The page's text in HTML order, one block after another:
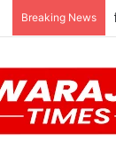
Breaking News